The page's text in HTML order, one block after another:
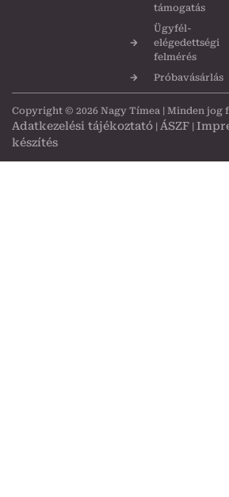
támogatás
Ügyfél-
elégedettségi
felmérés
Próbavásárlás
Copyright © 2026 Nagy Tímea | Minden jog
Adatkezelési tájékoztató | ÁSZF |
készítés